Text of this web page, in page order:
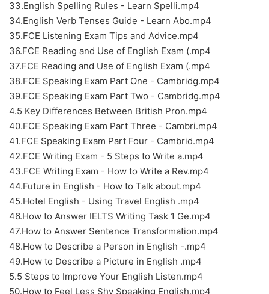
33.English Spelling Rules - Learn Spelli.mp4
34.English Verb Tenses Guide - Learn Abo.mp4
35.FCE Listening Exam Tips and Advice.mp4
36.FCE Reading and Use of English Exam (.mp4
37.FCE Reading and Use of English Exam (.mp4
38.FCE Speaking Exam Part One - Cambridg.mp4
39.FCE Speaking Exam Part Two - Cambridg.mp4
4.5 Key Differences Between British Pron.mp4
40.FCE Speaking Exam Part Three - Cambri.mp4
41.FCE Speaking Exam Part Four - Cambrid.mp4
42.FCE Writing Exam - 5 Steps to Write a.mp4
43.FCE Writing Exam - How to Write a Rev.mp4
44.Future in English - How to Talk about.mp4
45.Hotel English - Using Travel English .mp4
46.How to Answer IELTS Writing Task 1 Ge.mp4
47.How to Answer Sentence Transformation.mp4
48.How to Describe a Person in English -.mp4
49.How to Describe a Picture in English .mp4
5.5 Steps to Improve Your English Listen.mp4
50.How to Feel Less Shy Speaking English.mp4